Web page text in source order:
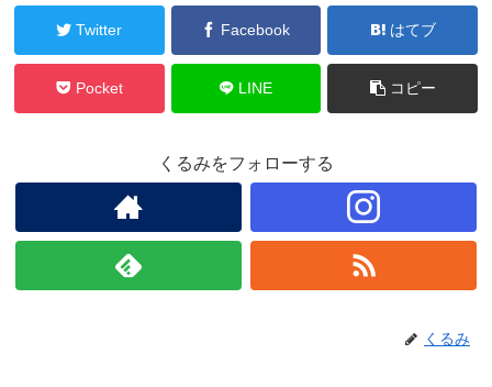
Twitter Facebook はてブ
Pocket LINE コピー
くるみをフォローする
くるみ